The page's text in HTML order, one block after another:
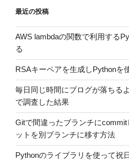
最近の投稿
AWS lambdaの関数で利用する
る
RSAキーペアを生成しPythonを
毎日同じ時間にブログが落ちる
で調査した結果
Gitで間違ったブランチにcommit
ットを別ブランチに移す方法
Pythonのライブラリを使って祝